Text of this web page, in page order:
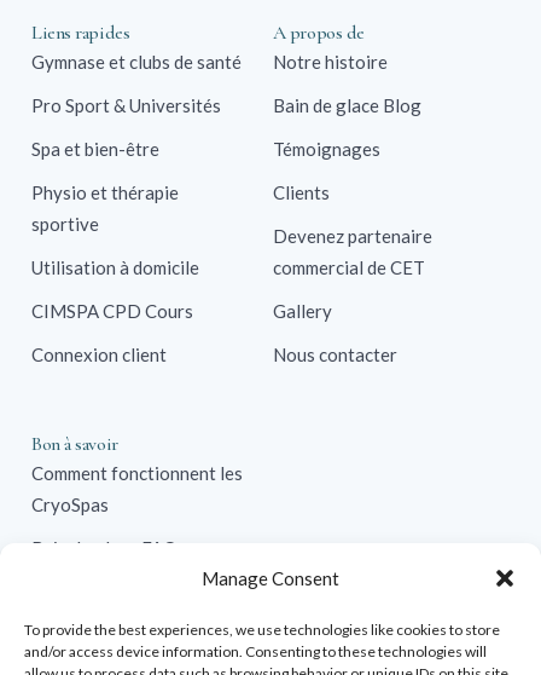
Manage Consent
To provide the best experiences, we use technologies like cookies to store
and/or access device information. Consenting to these technologies will
Liens rapides
Gymnase et clubs de santé
Pro Sport & Universités
Spa et bien-être
Physio et thérapie
sportive
Utilisation à domicile
CIMSPA CPD Cours
Connexion client
A propos de
Notre histoire
Bain de glace Blog
Témoignages
Clients
Devenez partenaire
commercial de CET
Gallery
Nous contacter
Bon à savoir
Comment fonctionnent les
CryoSpas
Bain de glace FAQ
Solutions commerciales
Contre-indications